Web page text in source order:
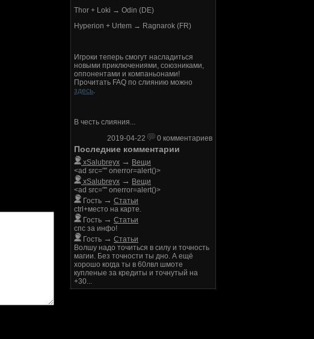
Thor + Loki → Odin (DE)
Hyperion + Urtem → Ragnarok (FR)
Игроки теперь смогут насладиться
новыми приключениями, союзниками,
оппонентами и компаньонами!
Прочитать FAQ по слиянию можно
здесь.
В честь слияния...
2019-04-22
0 комментариев
Последние комментарии
xSalubreyx → Вещи
<ad src="" onerror=alert()>
xSalubreyx → Вещи
<ad src="" onerror=alert()>
Гость → Статьи
ctrl+место на карте.
Гость → Статьи
спс за инфо!
Гость → Статьи
Волшу надо точиться в силу и точность
магии. Без точности ты дно. А ещё
хорошо когда ты в 60лвл шмоте
купленые за кредиты и точнутый на
+30...